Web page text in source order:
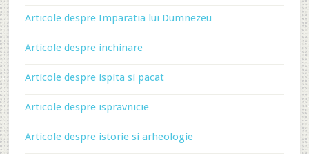
Articole despre Imparatia lui Dumnezeu
Articole despre inchinare
Articole despre ispita si pacat
Articole despre ispravnicie
Articole despre istorie si arheologie